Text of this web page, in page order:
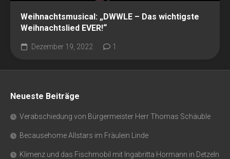
Weihnachtsmusical: „DWWLE – Das wichtigste
Weihnachtslied EVER!“
Dezember 19, 2022 1
Neueste Beiträge
Verabschiedung von Bürgermeister Herr Thomas Schäuble
Becausehome Allstars im Fräulein Linde
Klimenz und das Fischmobil mit Ingabritta Hormann in Detzeln